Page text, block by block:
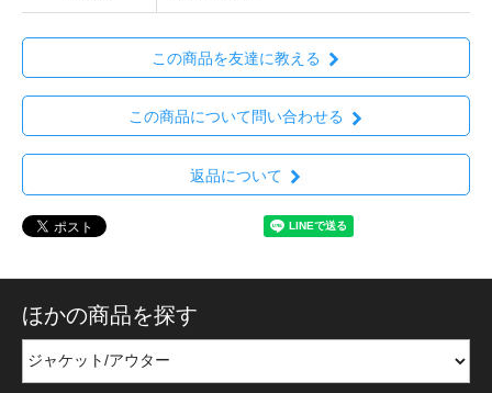
この商品を友達に教える
この商品について問い合わせる
返品について
ほかの商品を探す